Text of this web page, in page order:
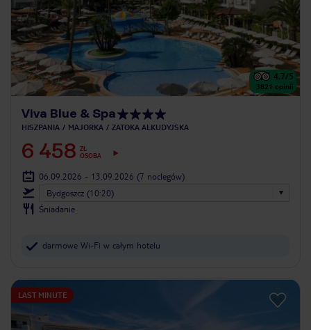
4.7/5
3821 opinii
Viva Blue & Spa
HISZPANIA MAJORKA ZATOKA ALKUDYJSKA
6 458 ZŁ
OSOBA
06.09.2026 - 13.09.2026 (7 noclegów)
Bydgoszcz (10:20)
Śniadanie
darmowe Wi-Fi w całym hotelu
LAST MINUTE